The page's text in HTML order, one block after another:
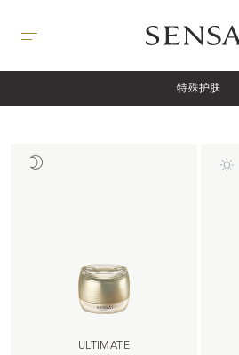
特殊护肤
ULTIMATE